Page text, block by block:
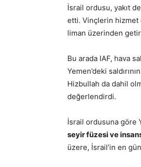
İsrail ordusu, yakıt
etti. Vinçlerin hizmet
liman üzerinden
Bu arada IAF, hava
Yemen’deki
Hizbullah da dahil
değerlendirdi.
İsrail ordusuna göre
seyir füzesi ve
üzere, İsrail’in en